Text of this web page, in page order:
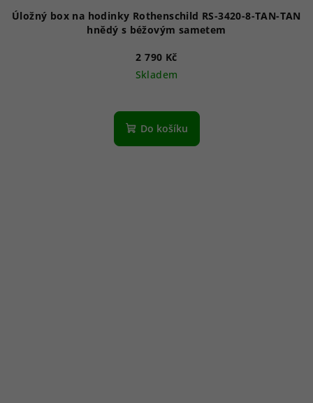
Úložný box na hodinky Rothenschild RS-3420-8-TAN-TAN
hnědý s béžovým sametem
2 790 Kč
Skladem
Do košíku